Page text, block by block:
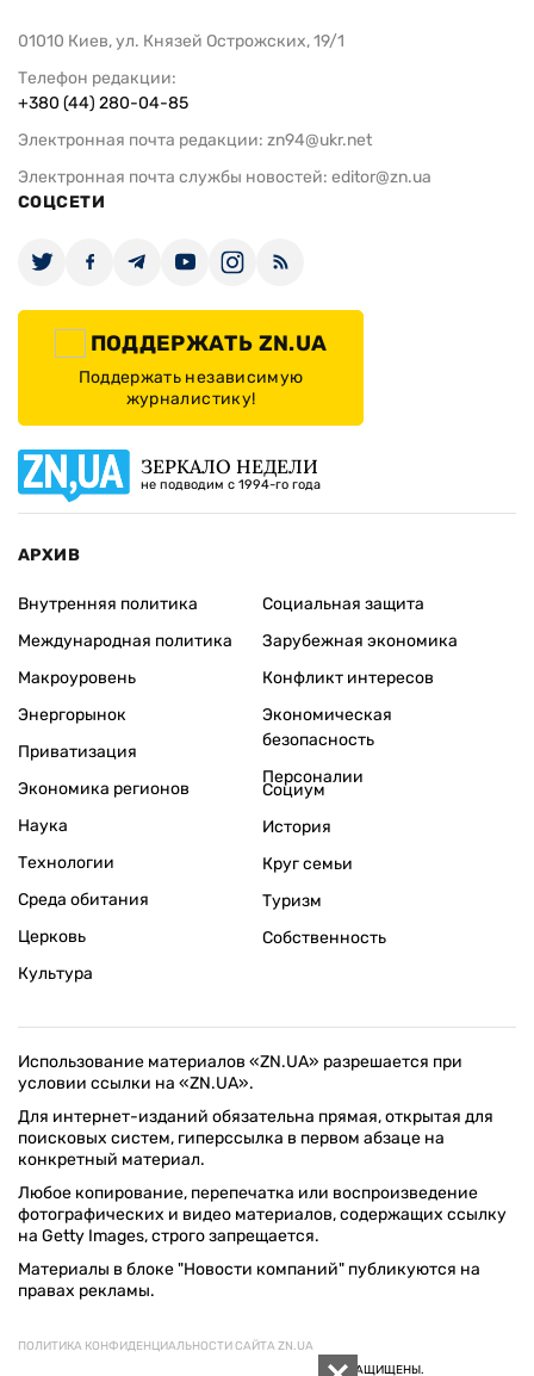
01010 Киев, ул. Князей Острожских, 19/1
Телефон редакции:
+380 (44) 280-04-85
Электронная почта редакции: zn94@ukr.net
Электронная почта службы новостей: editor@zn.ua
СОЦСЕТИ
ПОДДЕРЖАТЬ ZN.UA
Поддержать независимую
журналистику!
ЗЕРКАЛО НЕДЕЛИ
не подводим с 1994-го года
АРХИВ
Внутренняя политика
Международная политика
Макроуровень
Энергорынок
Приватизация
Экономика регионов
Социальная защита
Зарубежная экономика
Конфликт интересов
Экономическая
безопасность
Персоналии
Наука
Технологии
Среда обитания
Церковь
Культура
Социум
История
Круг семьи
Туризм
Собственность
Использование материалов «ZN.UA» разрешается при
условии ссылки на «ZN.UA».
Для интернет-изданий обязательна прямая, открытая для
поисковых систем, гиперссылка в первом абзаце на
конкретный материал.
Любое копирование, перепечатка или воспроизведение
фотографических и видео материалов, содержащих ссылку
на Getty Images, строго запрещается.
Материалы в блоке "Новости компаний" публикуются на
правах рекламы.
ПОЛИТИКА КОНФИДЕНЦИАЛЬНОСТИ САЙТА ZN.UA
© 1994–2026 «ЗЕРКАЛО НЕДЕЛИ. УКРАИНА». ВСЕ ПРАВА ЗАЩИЩЕНЫ.